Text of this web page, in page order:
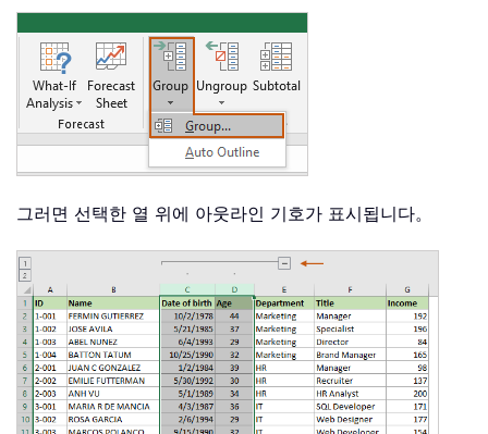
그러면 선택한 열 위에 아웃라인 기호가 표시됩니다。